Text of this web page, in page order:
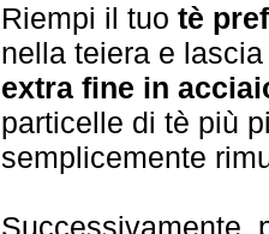
Riempi il tuo tè
nella teiera e
extra fine in
particelle di tè più
semplicemente
Successivamente,